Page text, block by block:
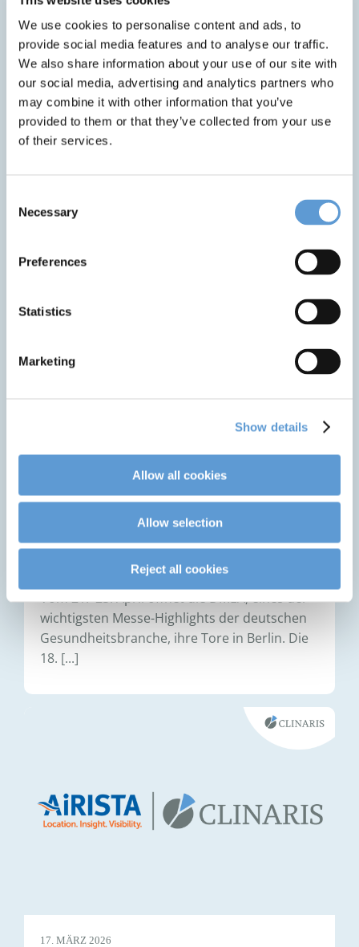
We use cookies to personalise content and ads, to
provide social media features and to analyse our traffic.
We also share information about your use of our site with
our social media, advertising and analytics partners who
may combine it with other information that you’ve
provided to them or that they’ve collected from your use
of their services.
Selection
Necessary
Preferences
Statistics
Marketing
Show details
Allow all cookies
Allow selection
Reject all cookies
Organisation des bayerischen
Gemeinschaftsstandes. Wir sind stolz, erneut
Teil davon zu sein.
BEITRAG TEILEN
Treffen Sie CLINARIS auf der DMEA
2026 in Berlin
Vom 21.–23. April öffnet die DMEA, eines der
wichtigsten Messe-Highlights der deutschen
Gesundheitsbranche, ihre Tore in Berlin. Die
18. [...]
17. MÄRZ 2026